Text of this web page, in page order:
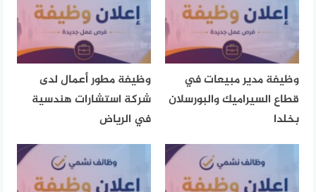
وظيفة مدير مبيعات في
قطاع السيراميك والبورسلان
بخلدا
وظيفة مطور أعمال لدى
شركة استشارات هندسية
في الرياض